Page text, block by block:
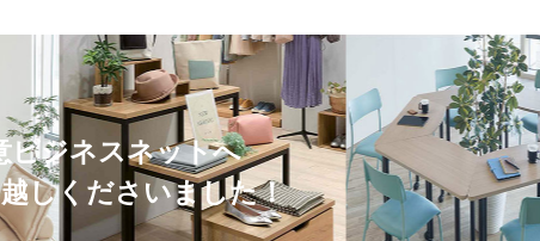
ビジネスネットへ
しくださいました！